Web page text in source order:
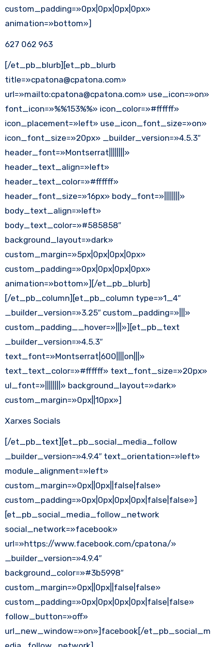
custom_padding=»0px|0px|0px|0px»
animation=»bottom»]
627 062 963
[/et_pb_blurb][et_pb_blurb
title=»cpatona@cpatona.com»
url=»mailto:cpatona@cpatona.com» use_icon=»on»
font_icon=»%%153%%» icon_color=»#ffffff»
icon_placement=»left» use_icon_font_size=»on»
icon_font_size=»20px» _builder_version=»4.5.3″
header_font=»Montserrat||||||||»
header_text_align=»left»
header_text_color=»#ffffff»
header_font_size=»16px» body_font=»||||||||»
body_text_align=»left»
body_text_color=»#585858″
background_layout=»dark»
custom_margin=»5px|0px|0px|0px»
custom_padding=»0px|0px|0px|0px»
animation=»bottom»][/et_pb_blurb]
[/et_pb_column][et_pb_column type=»1_4″
_builder_version=»3.25″ custom_padding=»|||»
custom_padding__hover=»|||»][et_pb_text
_builder_version=»4.5.3″
text_font=»Montserrat|600||||on|||»
text_text_color=»#ffffff» text_font_size=»20px»
ul_font=»||||||||» background_layout=»dark»
custom_margin=»0px||10px»]
Xarxes Socials
[/et_pb_text][et_pb_social_media_follow
_builder_version=»4.9.4″ text_orientation=»left»
module_alignment=»left»
custom_margin=»0px||0px||false|false»
custom_padding=»0px|0px|0px|0px|false|false»]
[et_pb_social_media_follow_network
social_network=»facebook»
url=»https://www.facebook.com/cpatona/»
_builder_version=»4.9.4″
background_color=»#3b5998″
custom_margin=»0px||0px||false|false»
custom_padding=»0px|0px|0px|0px|false|false»
follow_button=»off»
url_new_window=»on»]facebook[/et_pb_social_m